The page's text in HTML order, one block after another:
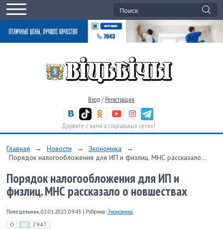
Вход / Регистрация
Дружите с нами в социальных сетях!
Главная → Новости → Экономика
→
Порядок налогообложения для ИП и физлиц. МНС рассказало...
Порядок налогообложения для ИП и
физлиц. МНС рассказало о новшествах
Понедельник, 02.01.2023 09:43 | Рубрика: Экономика
0 2947